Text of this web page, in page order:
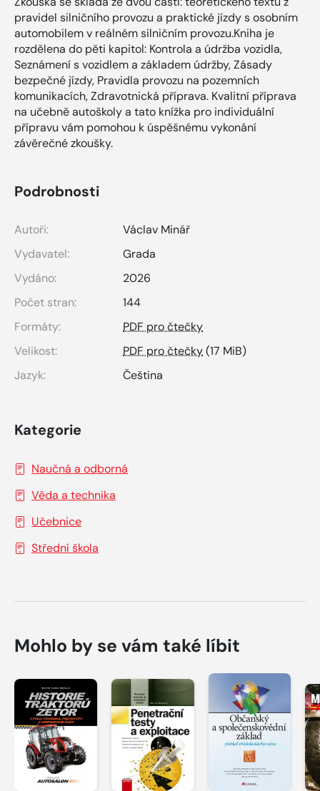
pravidel silničního provozu a praktické jízdy s osobním
automobilem v reálném silničním provozu.Kniha je
rozdělena do pěti kapitol: Kontrola a údržba vozidla,
Seznámení s vozidlem a základem údržby, Zásady
bezpečné jízdy, Pravidla provozu na pozemních
komunikacích, Zdravotnická příprava. Kvalitní příprava
na učebně autoškoly a tato knížka pro individuální
přípravu vám pomohou k úspěšnému vykonání
závěrečné zkoušky.
Podrobnosti
Autoři:
Václav Minář
Vydavatel:
Grada
Vydáno:
2026
Počet stran:
144
Formáty:
PDF pro čtečky
Velikost:
PDF pro čtečky(17 MiB)
Jazyk:
Čeština
Kategorie
Naučná a odborná
Věda a technika
Učebnice
Střední škola
Mohlo by se vám také líbit